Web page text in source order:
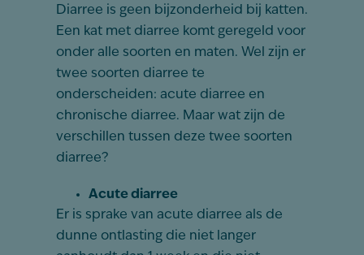
Diarree is geen bijzonderheid bij katten.
Een kat met diarree komt geregeld voor
onder alle soorten en maten. Wel zijn er
twee soorten diarree te
onderscheiden: acute diarree en
chronische diarree. Maar wat zijn de
verschillen tussen deze twee soorten
diarree?
Acute diarree
Er is sprake van acute diarree als de
dunne ontlasting die niet langer